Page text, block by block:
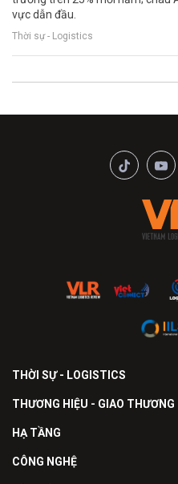
vực dẫn đầu.
Thời sự - Logistics
THỜI SỰ - LOGISTICS
THƯƠNG HIỆU - GIAO THƯƠNG
HẠ TẦNG
CÔNG NGHỆ